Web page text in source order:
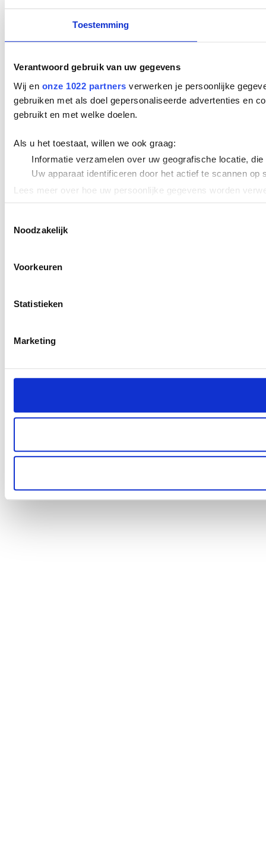
Toestemming
Verantwoord gebruik van uw gegevens
Wij en onze 1022 partners verwerken je persoonlijke
gebruiken met als doel gepersonaliseerde advertenties en
gebruikt en met welke doelen.
Als u het toestaat, willen we ook graag:
Informatie verzamelen over uw geografische locatie,
Uw apparaat identificeren door het actief te scannen op
Lees meer over hoe uw persoonlijke gegevens worden
We gebruiken cookies om content en advertenties te
verstrekt of die ze hebben verzameld op basis van uw
Noodzakelijk
Voorkeuren
Statistieken
Marketing